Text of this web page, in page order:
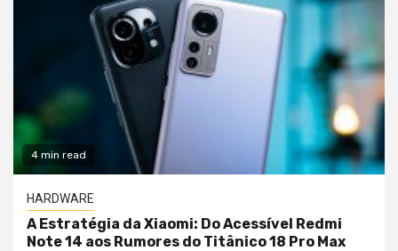
4 min read
HARDWARE
A Estratégia da Xiaomi: Do Acessível Redmi
Note 14 aos Rumores do Titânico 18 Pro Max